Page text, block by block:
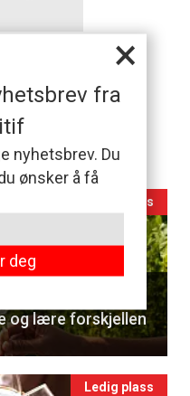
×
fra
nyhetsbrev. Du
ønsker å få
deg
Ledig plass
og lære forskjellen
Ledig plass